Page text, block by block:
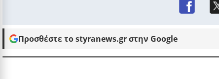
Προσθέστε το styranews.gr στην Google